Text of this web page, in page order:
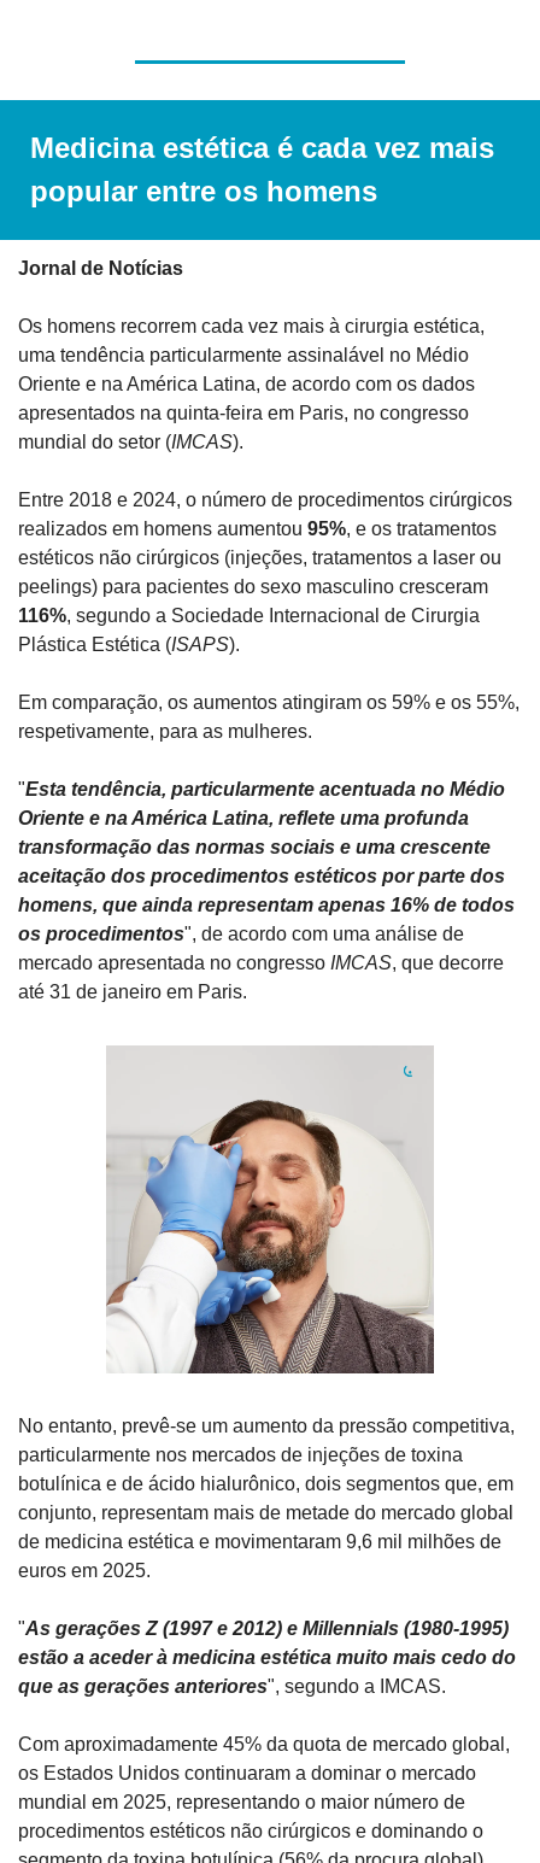
Medicina estética é cada vez mais
popular entre os homens
Jornal de Notícias
Os homens recorrem cada vez mais à cirurgia estética,
uma tendência particularmente assinalável no Médio
Oriente e na América Latina, de acordo com os dados
apresentados na quinta-feira em Paris, no congresso
mundial do setor (IMCAS).
Entre 2018 e 2024, o número de procedimentos cirúrgicos
realizados em homens aumentou 95%, e os tratamentos
estéticos não cirúrgicos (injeções, tratamentos a laser ou
116%, segundo a Sociedade Internacional de Cirurgia
Plástica Estética (ISAPS).
Em comparação, os aumentos atingiram os 59% e os 55%,
respetivamente, para as mulheres.
"Esta tendência, particularmente acentuada no Médio
Oriente e na América Latina, reflete uma profunda
transformação das normas sociais e uma crescente
aceitação dos procedimentos estéticos por parte dos
homens, que ainda representam apenas 16% de todos
os procedimentos", de acordo com uma análise de
mercado apresentada no congresso IMCAS, que decorre
até 31 de janeiro em Paris.
No entanto, prevê-se um aumento da pressão competitiva,
particularmente nos mercados de injeções de toxina
botulínica e de ácido hialurônico, dois segmentos que, em
conjunto, representam mais de metade do mercado global
de medicina estética e movimentaram 9,6 mil milhões de
euros em 2025.
"As gerações Z (1997 e 2012) e Millennials (1980-1995)
estão a aceder à medicina estética muito mais cedo do
que as gerações anteriores", segundo a IMCAS.
Com aproximadamente 45% da quota de mercado global,
os Estados Unidos continuaram a dominar o mercado
mundial em 2025, representando o maior número de
procedimentos estéticos não cirúrgicos e dominando o